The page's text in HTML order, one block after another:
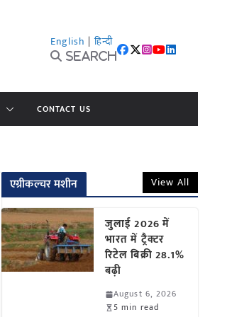
English | हिन्दी
Search
CONTACT US
एग्रीकल्चर मशीन View All
जुलाई 2026 में
भारत में ट्रैक्टर
रिटेल बिक्री 28.1%
बढ़ी
August 6, 2026
5 min read